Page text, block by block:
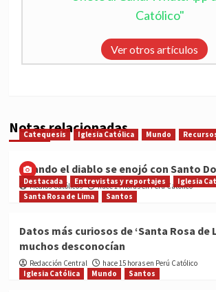
Católico"
Ver otros artículos
Notas relacionadas
Catequesis Iglesia Católica Mundo
Cuando el diablo se enojó con Santo
Medios Católicos hace 14 horas en Perú Católico
Destacada Entrevistas y reportajes Iglesia
Santa Rosa de Lima
Santos
Datos más curiosos de ‘Santa Rosa de
muchos desconocían
Redacción Central
hace 15 horas en Perú Católico
Iglesia Católica
Mundo Santos